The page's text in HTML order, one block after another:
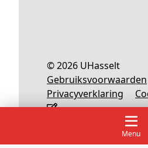
© 2026 UHasselt
Gebruiksvoorwaarden
Privacyverklaring
English
Menu